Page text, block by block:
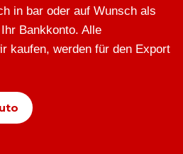
in bar oder auf Wunsch als
Bankkonto. Alle
kaufen, werden für den Export